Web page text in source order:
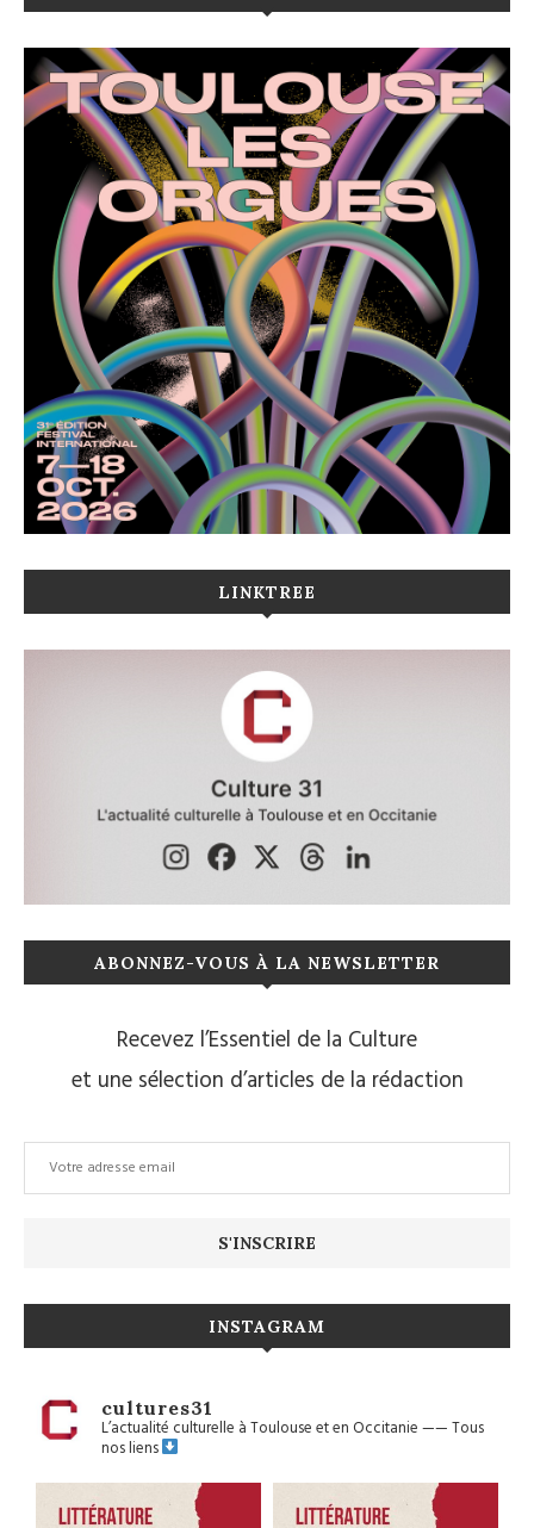
LINKTREE
ABONNEZ-VOUS À LA NEWSLETTER
Recevez l’Essentiel de la Culture
et une sélection d’articles de la rédaction
INSTAGRAM
cultures31
L’actualité culturelle à Toulouse et en Occitanie——Tous
nos liens